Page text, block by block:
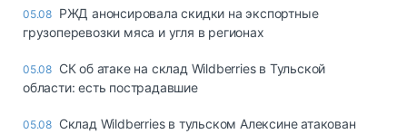
05.08 РЖД анонсировала скидки на экспортные
грузоперевозки мяса и угля в регионах
05.08 СК об атаке на склад Wildberries в Тульской
области: есть пострадавшие
05.08 Склад Wildberries в тульском Алексине атакован